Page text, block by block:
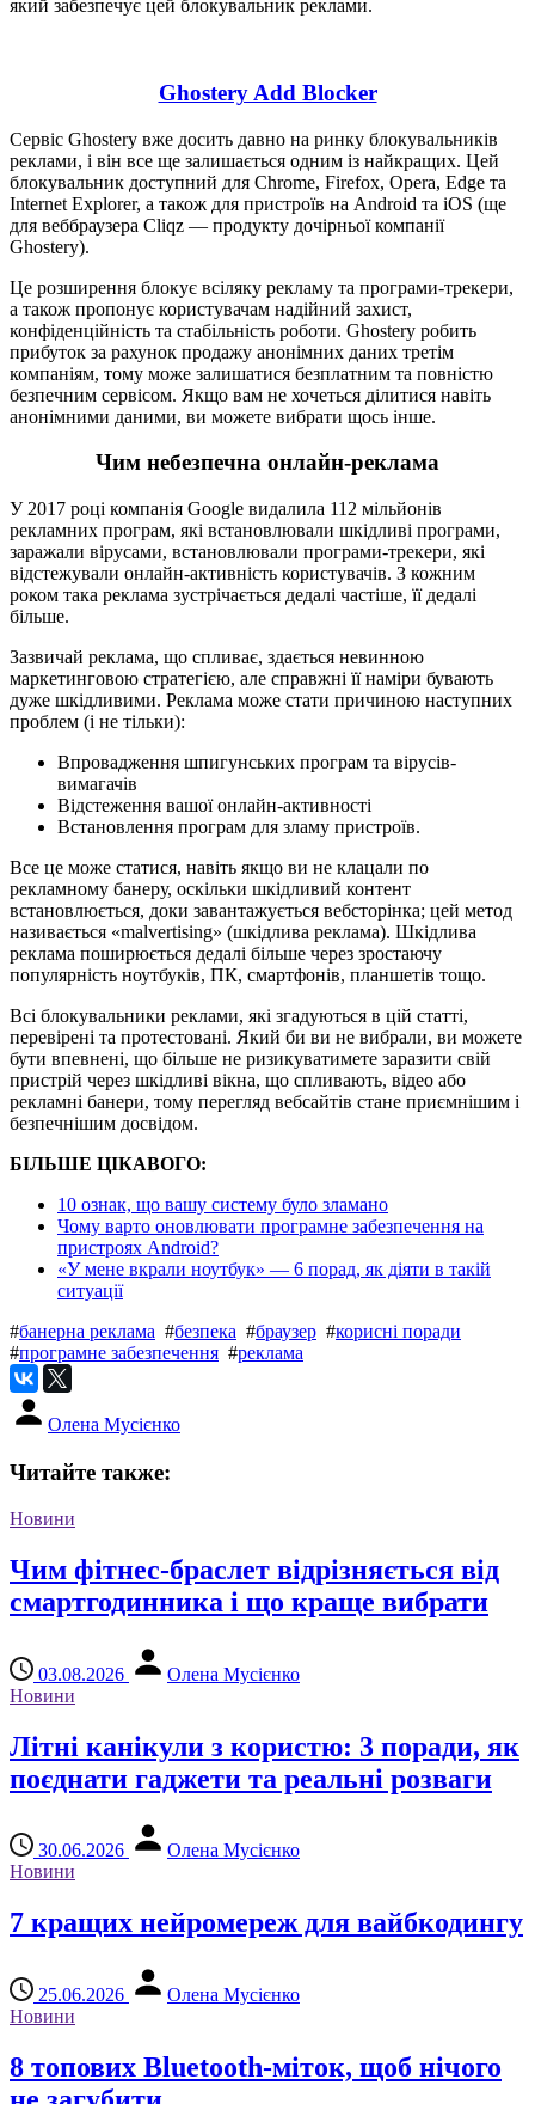
який забезпечує цей блокувальник реклами.
Ghostery Add Blocker
Сервіс Ghostery вже досить давно на ринку блокувальників
реклами, і він все ще залишається одним із найкращих. Цей
блокувальник доступний для Chrome, Firefox, Opera, Edge та
Internet Explorer, а також для пристроїв на Android та iOS (ще
для веббраузера Cliqz — продукту дочірньої компанії
Ghostery).
Це розширення блокує всіляку рекламу та програми-трекери,
а також пропонує користувачам надійний захист,
конфіденційність та стабільність роботи. Ghostery робить
прибуток за рахунок продажу анонімних даних третім
компаніям, тому може залишатися безплатним та повністю
безпечним сервісом. Якщо вам не хочеться ділитися навіть
анонімними даними, ви можете вибрати щось інше.
Чим небезпечна онлайн-реклама
У 2017 році компанія Google видалила 112 мільйонів
рекламних програм, які встановлювали шкідливі програми,
заражали вірусами, встановлювали програми-трекери, які
відстежували онлайн-активність користувачів. З кожним
роком така реклама зустрічається дедалі частіше, її дедалі
більше.
Зазвичай реклама, що спливає, здається невинною
маркетинговою стратегією, але справжні її наміри бувають
дуже шкідливими. Реклама може стати причиною наступних
проблем (і не тільки):
Впровадження шпигунських програм та вірусів-
вимагачів
Відстеження вашої онлайн-активності
Встановлення програм для зламу пристроїв.
Все це може статися, навіть якщо ви не клацали по
рекламному банеру, оскільки шкідливий контент
встановлюється, доки завантажується вебсторінка; цей метод
називається «malvertising» (шкідлива реклама). Шкідлива
реклама поширюється дедалі більше через зростаючу
популярність ноутбуків, ПК, смартфонів, планшетів тощо.
Всі блокувальники реклами, які згадуються в цій статті,
перевірені та протестовані. Який би ви не вибрали, ви можете
бути впевнені, що більше не ризикуватимете заразити свій
пристрій через шкідливі вікна, що спливають, відео або
рекламні банери, тому перегляд вебсайтів стане приємнішим і
безпечнішим досвідом.
БІЛЬШЕ ЦІКАВОГО:
10 ознак, що вашу систему було зламано
Чому варто оновлювати програмне забезпечення на
пристроях Android?
«У мене вкрали ноутбук» — 6 порад, як діяти в такій
ситуації
#банерна реклама #безпека #браузер #корисні поради
#програмне забезпечення #реклама
Олена Мусієнко
Читайте также:
Новини
Чим фітнес-браслет відрізняється від
смартгодинника і що краще вибрати
03.08.2026
Олена Мусієнко
Новини
Літні канікули з користю: 3 поради, як
поєднати гаджети та реальні розваги
30.06.2026
Олена Мусієнко
Новини
7 кращих нейромереж для вайбкодингу
25.06.2026
Олена Мусієнко
Новини
8 топових Bluetooth-міток, щоб нічого